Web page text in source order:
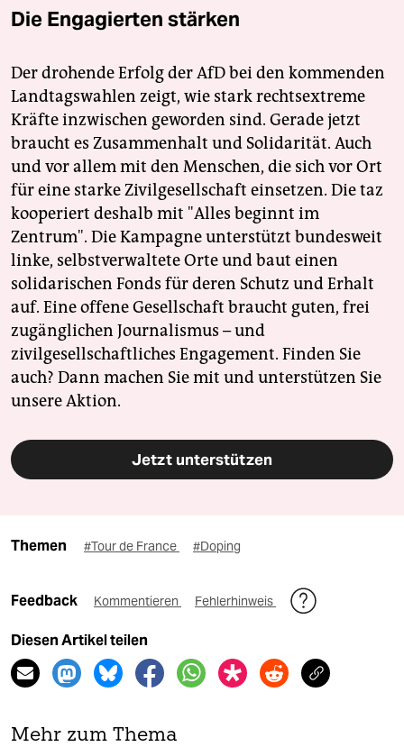
Die Engagierten stärken
Der drohende Erfolg der AfD bei den kommenden
Landtagswahlen zeigt, wie stark rechtsextreme
Kräfte inzwischen geworden sind. Gerade jetzt
braucht es Zusammenhalt und Solidarität. Auch
und vor allem mit den Menschen, die sich vor Ort
für eine starke Zivilgesellschaft einsetzen. Die taz
kooperiert deshalb mit "Alles beginnt im
Zentrum". Die Kampagne unterstützt bundesweit
linke, selbstverwaltete Orte und baut einen
solidarischen Fonds für deren Schutz und Erhalt
auf. Eine offene Gesellschaft braucht guten, frei
zugänglichen Journalismus – und
zivilgesellschaftliches Engagement. Finden Sie
auch? Dann machen Sie mit und unterstützen Sie
unsere Aktion.
Jetzt unterstützen
Themen #Tour de France #Doping
Feedback Kommentieren Fehlerhinweis
Diesen Artikel teilen
Mehr zum Thema